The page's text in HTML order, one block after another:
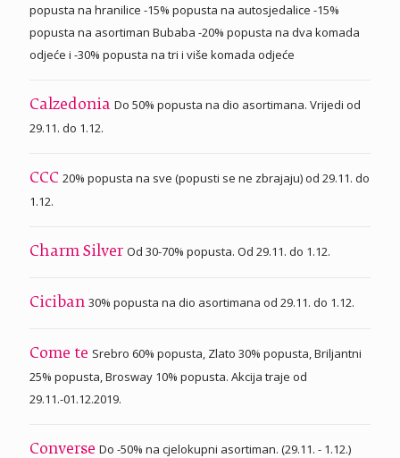
popusta na hranilice -15% popusta na autosjedalice -15%
popusta na asortiman Bubaba -20% popusta na dva komada
odjeće i -30% popusta na tri i više komada odjeće
Calzedonia Do 50% popusta na dio asortimana. Vrijedi od
29.11. do 1.12.
CCC 20% popusta na sve (popusti se ne zbrajaju) od 29.11. do
1.12.
Charm Silver Od 30-70% popusta. Od 29.11. do 1.12.
Ciciban 30% popusta na dio asortimana od 29.11. do 1.12.
Come te Srebro 60% popusta, Zlato 30% popusta, Briljantni
25% popusta, Brosway 10% popusta. Akcija traje od
29.11.-01.12.2019.
Converse Do -50% na cjelokupni asortiman. (29.11. - 1.12.)